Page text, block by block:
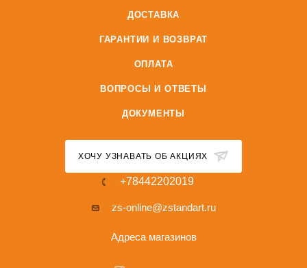
ДОСТАВКА
ГАРАНТИИ И ВОЗВРАТ
ОПЛАТА
ВОПРОСЫ И ОТВЕТЫ
ДОКУМЕНТЫ
ХОЧУ УЗНАВАТЬ ОБ АКЦИЯХ
+78442202019
zs-online@zstandart.ru
Адреса магазинов